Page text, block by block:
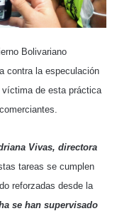
Bolivariano
contra la especulación
víctima de esta práctica
Vivas, directora
tareas se cumplen
reforzadas desde la
se han supervisado